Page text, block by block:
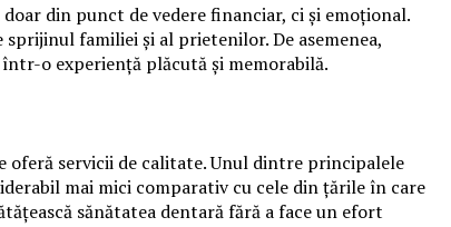
din punct de vedere financiar, ci și emoțional.
familiei și al prietenilor. De asemenea,
o experiență plăcută și memorabilă.
oferă servicii de calitate. Unul dintre principalele
mai mici comparativ cu cele din țările în care
sănătatea dentară fără a face un efort